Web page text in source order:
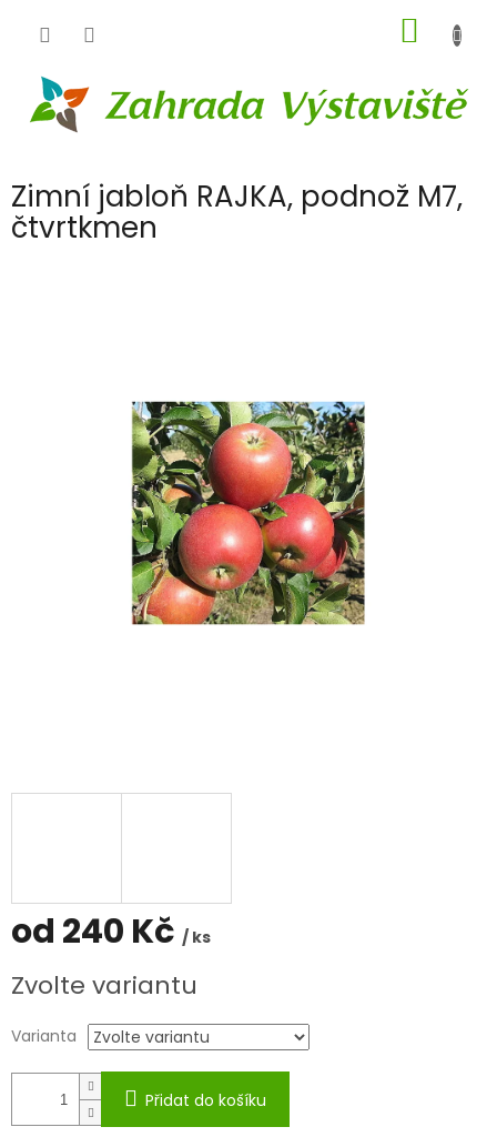
KOŠÍK
Zimní jabloň RAJKA, podnož M7,
čtvrtkmen
od 240 Kč / ks
cena:
Zvolte variantu
Varianta
Přidat do košíku